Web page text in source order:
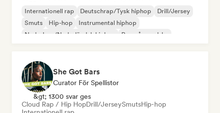
Internationell rap Deutschrap/Tysk hiphop
Drill/Jersey
Smuts
Hip-hop
Instrumental hiphop
Nederhop/Nederländsk hiphop
Rap på engelska
She Got Bars
Curator För Spellistor
&gt; 1300 svar ges
Cloud Rap / Hip HopDrill/JerseySmutsHip-hop